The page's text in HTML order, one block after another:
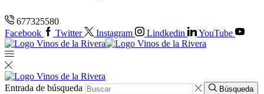
677325580
Facebook
Twitter Instagram Lindkedin YouTube
Entrada de búsqueda Búsqueda